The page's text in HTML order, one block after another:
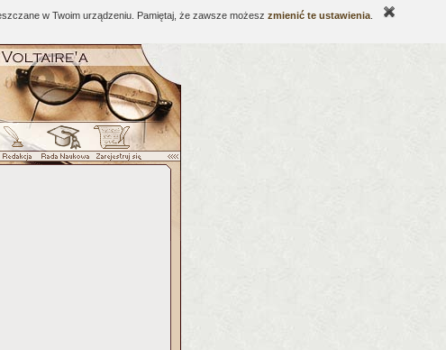
w Twoim urządzeniu. Pamiętaj, że zawsze możesz zmienić te ustawienia